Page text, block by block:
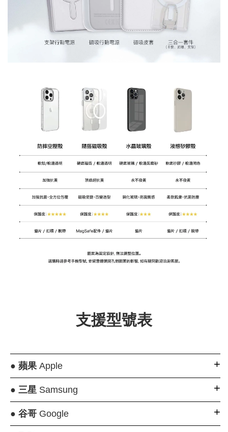
支援型號表
● 蘋果Apple
● 三星Samsung
● 谷哥Google